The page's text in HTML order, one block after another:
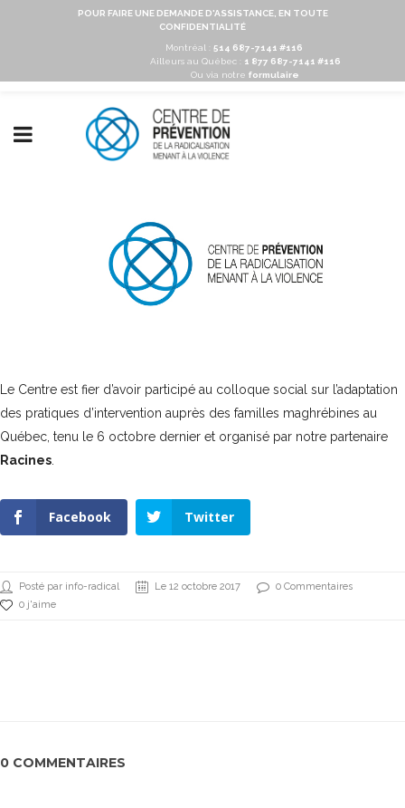
POUR FAIRE UNE DEMANDE D'ASSISTANCE, EN TOUTE
CONFIDENTIALITÉ
Montréal : 514 687-7141 #116
Ailleurs au Québec :
1 877 687-7141 #116
Ou via notre formulaire
Le Centre est fier d’avoir participé au colloque social sur l’adaptation
des pratiques d’intervention auprès des familles maghrébines au
Québec, tenu le 6 octobre dernier et organisé par notre partenaire
Racines
Facebook Twitter
Posté par info-radical Le 12 octobre 2017
0 Commentaires
0 j'aime
0 COMMENTAIRES